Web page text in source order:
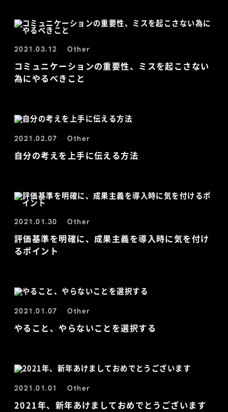
2021.03.12 Other
コミュニケーションの重要性、ミスを起こさない
為にやるべきこと
2021.02.07 Other
自分の考えを上手に伝える方法
2021.01.30 Other
評価基準を明確に、成果主義を導入時に気を付け
るポイント
2021.01.07 Other
やること、やらないことを選択する
2021.01.01 Other
2021年、新年あけましておめでとうございます